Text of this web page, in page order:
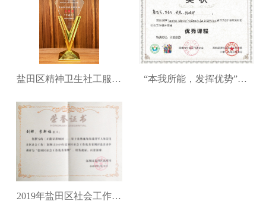
盐田区精神卫生社工服务项目团队——深圳市首届精神卫生知识技能案例大赛三等奖 “本我所能，发挥优势”优秀课程
2019年盐田区社会工作优秀案例